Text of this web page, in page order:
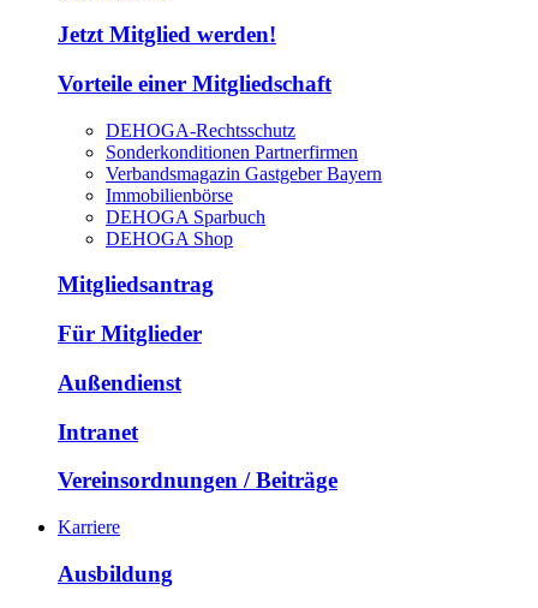
Jetzt Mitglied werden!
Vorteile einer Mitgliedschaft
DEHOGA-Rechtsschutz
Sonderkonditionen Partnerfirmen
Verbandsmagazin Gastgeber Bayern
Immobilienbörse
DEHOGA Sparbuch
DEHOGA Shop
Mitgliedsantrag
Für Mitglieder
Außendienst
Intranet
Vereinsordnungen / Beiträge
Karriere
Ausbildung